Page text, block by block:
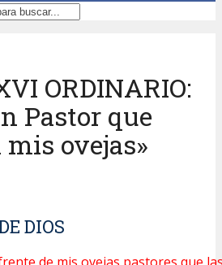
ORDINARIO:
Pastor que
ovejas»
DIOS